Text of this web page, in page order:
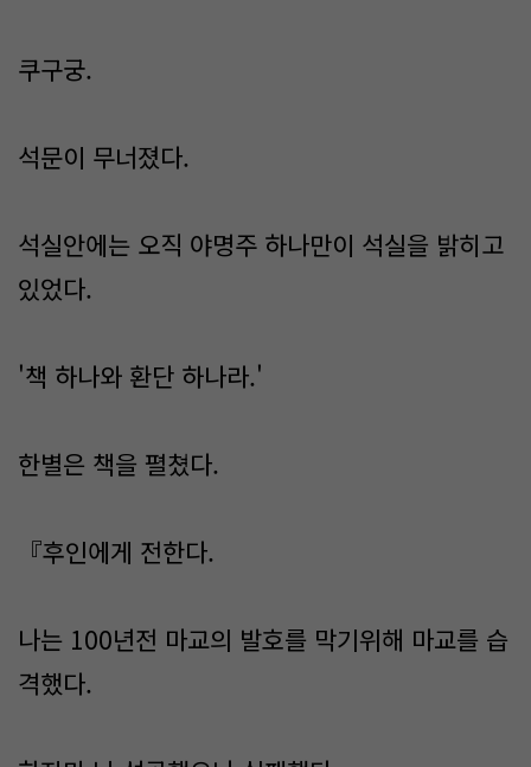
쿠구궁.
석문이 무너졌다.
석실안에는 오직 야명주 하나만이 석실을 밝히고
있었다.
'책 하나와 환단 하나라.'
한별은 책을 펼쳤다.
『후인에게 전한다.
나는 100년전 마교의 발호를 막기위해 마교를 습
격했다.